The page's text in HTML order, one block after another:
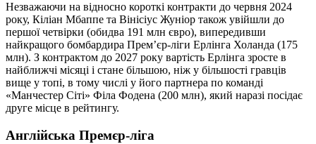
Незважаючи на відносно короткі контракти до червня 2024
року, Кіліан Мбаппе та Вінісіус Жуніор також увійшли до
першої четвірки (обидва 191 млн євро), випередивши
найкращого бомбардира Прем’єр-ліги Ерлінга Холанда (175
млн). З контрактом до 2027 року вартість Ерлінга зросте в
найближчі місяці і стане більшою, ніж у більшості гравців
вище у топі, в тому числі у його партнера по команді
«Манчестер Сіті» Філа Фодена (200 млн), який наразі посідає
друге місце в рейтингу.
Англійська Премєр-ліга